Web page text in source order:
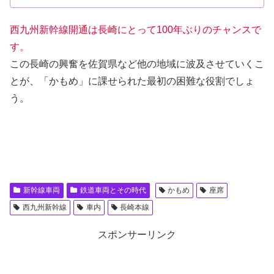
西九州新幹線開通は長崎にとって100年ぶりのチャンスで
す。
この長崎の興奮を佐賀県など他の地域に波及させていくこ
とが、「かもめ」に課せられた最初の困難な役割でしょ
う。
新幹線車両 鉄道車両とその時代 かもめ
座席
西九州新幹線
車内 長崎本線
スポンサーリンク